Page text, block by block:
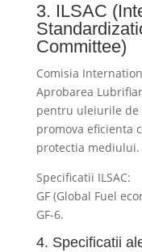
3. ILSAC
Committee)
Comisia
Aprobarea
pentru uleiurile de
promova eficienta
protectia mediului.
Specificatii ILSAC:
GF (Global Fuel
GF-6.
4. Specificatii